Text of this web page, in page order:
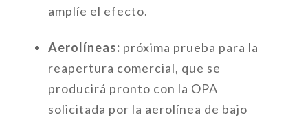
amplíe el efecto.
Aerolíneas: próxima prueba para la
reapertura comercial, que se
producirá pronto con la OPA
solicitada por la aerolínea de bajo